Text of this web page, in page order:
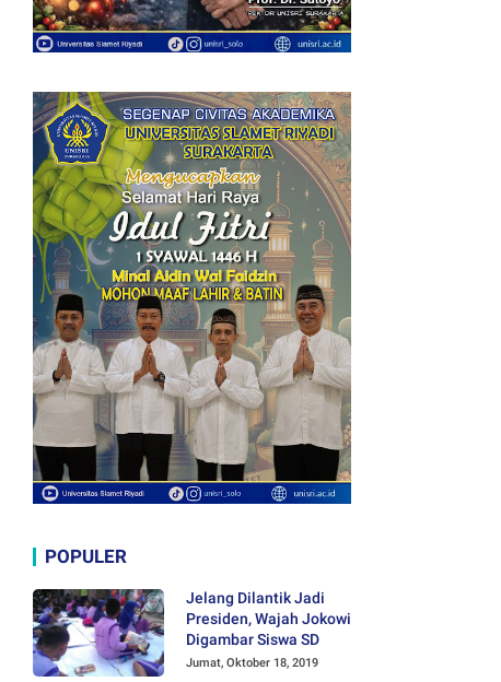
POPULER
Jelang Dilantik Jadi
Presiden, Wajah Jokowi
Digambar Siswa SD
Jumat, Oktober 18, 2019